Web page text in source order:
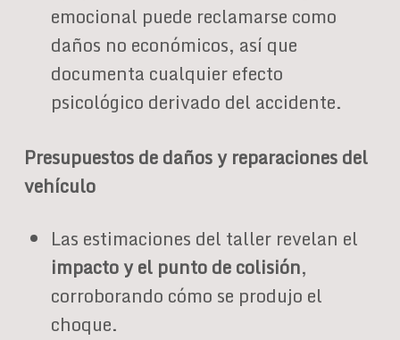
emocional puede reclamarse como
daños no económicos, así que
documenta cualquier efecto
psicológico derivado del accidente.
Presupuestos de daños y reparaciones del
vehículo
Las estimaciones del taller revelan el
impacto y el punto de colisión,
corroborando cómo se produjo el
choque.